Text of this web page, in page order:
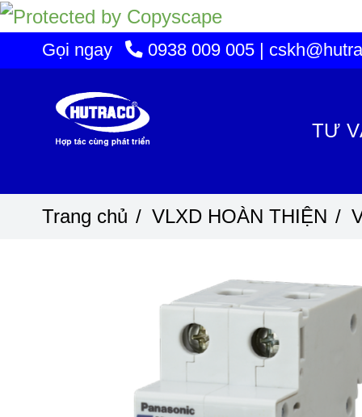
Gọi ngay 0938 009 005 |
TƯ
Trang chủ / VLXD HOÀN THIỆN /